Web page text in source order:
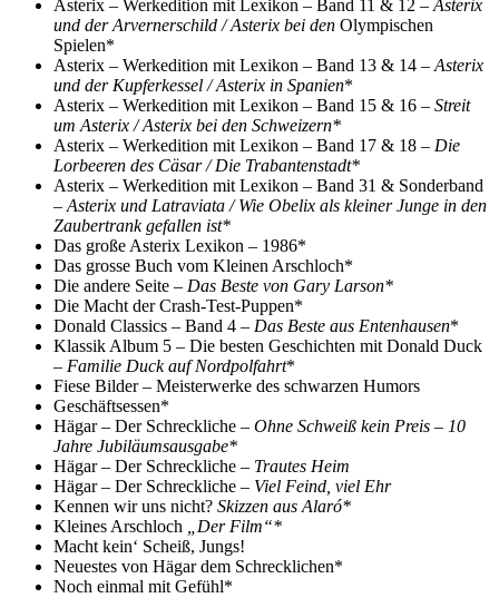
Asterix – Werkedition mit Lexikon – Band 11 & 12 –Asterix
und der Arvernerschild / Asterix bei den Olympischen
Spielen*
Asterix – Werkedition mit Lexikon – Band 13 & 14 –Asterix
und der Kupferkessel / Asterix in Spanien*
Asterix – Werkedition mit Lexikon – Band 15 & 16 – Streit
um Asterix / Asterix bei den Schweizern*
Asterix – Werkedition mit Lexikon – Band 17 & 18 – Die
Lorbeeren des Cäsar / Die Trabantenstadt*
Asterix – Werkedition mit Lexikon – Band 31 & Sonderband
–Asterix und Latraviata / Wie Obelix als kleiner Junge in den
Zaubertrank gefallen ist*
Das große Asterix Lexikon – 1986*
Das grosse Buch vom Kleinen Arschloch*
Die andere Seite – Das Beste von Gary Larson*
Die Macht der Crash-Test-Puppen*
Donald Classics – Band 4 – Das Beste aus Entenhausen*
Klassik Album 5 – Die besten Geschichten mit Donald Duck
– Familie Duck auf Nordpolfahrt*
Fiese Bilder– Meisterwerke des schwarzen Humors
Geschäftsessen*
Hägar – Der Schreckliche – Ohne Schweiß kein Preis – 10
Jahre Jubiläumsausgabe*
Hägar – Der Schreckliche – Trautes Heim
Hägar – Der Schreckliche – Viel Feind, viel Ehr
Kennen wir uns nicht? Skizzen aus Alaró*
Kleines Arschloch „Der Film“*
Macht kein‘ Scheiß, Jungs!
Neuestes von Hägar dem Schrecklichen*
Noch einmal mit Gefühl*